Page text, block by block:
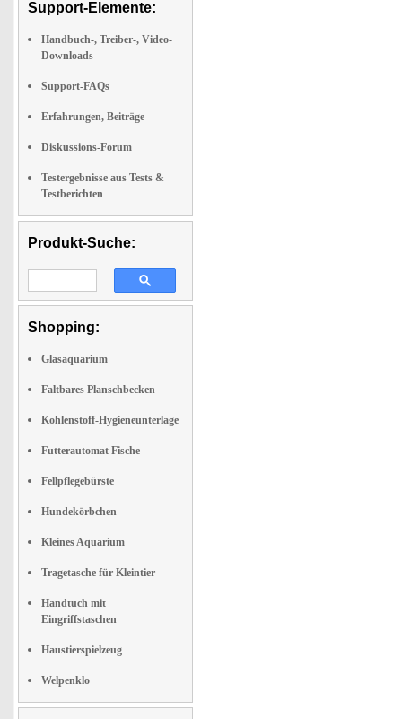
Support-Elemente:
Handbuch-, Treiber-, Video-
Downloads
Support-FAQs
Erfahrungen, Beiträge
Diskussions-Forum
Testergebnisse aus Tests &
Testberichten
Produkt-Suche:
Shopping:
Glasaquarium
Faltbares Planschbecken
Kohlenstoff-Hygieneunterlage
Futterautomat Fische
Fellpflegebürste
Hundekörbchen
Kleines Aquarium
Tragetasche für Kleintier
Handtuch mit
Eingriffstaschen
Haustierspielzeug
Welpenklo